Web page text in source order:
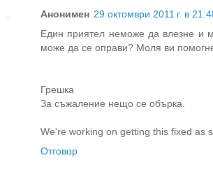
Анонимен 29 октомври 2011 г. в
Един приятел неможе да влезне и
може да се оправи? Моля ви
Грешка
За съжаление нещо се обърка.
We're working on getting this fixed as
Отговор